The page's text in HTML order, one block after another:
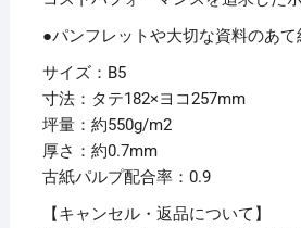
●パンフレットや大切な資料のあて
サイズ：B5
寸法：タテ182×ヨコ257mm
坪量：約550g/m2
厚さ：約0.7mm
古紙パルプ配合率：0.9
【キャンセル・返品について】